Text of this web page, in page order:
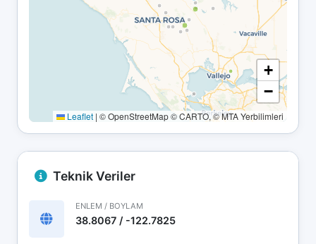
+
−
Leaflet | © OpenStreetMap © CARTO, © MTA Yerbilimleri
Teknik Veriler
ENLEM / BOYLAM
38.8067 / -122.7825